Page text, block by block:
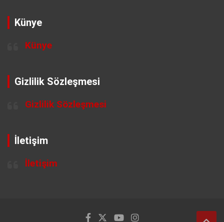
Künye
Künye
Gizlilik Sözleşmesi
Gizlilik Sözleşmesi
İletişim
İletişim